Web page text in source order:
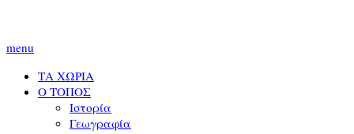
menu
ΤΑ ΧΩΡΙΑ
Ο ΤΟΠΟΣ
Ιστορία
Γεωγραφία